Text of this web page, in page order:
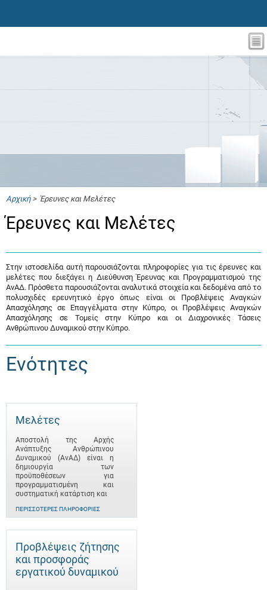
Αρχική> Έρευνες και Μελέτες
Έρευνες και Μελέτες
Στην ιστοσελίδα αυτή παρουσιάζονται πληροφορίες για τις έρευνες και
μελέτες που διεξάγει η Διεύθυνση Έρευνας και Προγραμματισμού της
ΑνΑΔ. Πρόσθετα παρουσιάζονται αναλυτικά στοιχεία και δεδομένα από το
πολυσχιδές ερευνητικό έργο όπως είναι οι Προβλέψεις Αναγκών
Απασχόλησης σε Επαγγέλματα στην Κύπρο, οι Προβλέψεις Αναγκών
Απασχόλησης σε Τομείς στην Κύπρο και οι Διαχρονικές Τάσεις
Ανθρώπινου Δυναμικού στην Κύπρο.
Ενότητες
Μελέτες
Αποστολή της Αρχής
Ανάπτυξης Ανθρώπινου
Δυναμικού (ΑνΑΔ) είναι η
δημιουργία των
προϋποθέσεων για
προγραμματισμένη και
συστηματική κατάρτιση και
ΠΕΡΙΣΣΌΤΕΡΕΣ ΠΛΗΡΟΦΟΡΊΕΣ
Προβλέψεις ζήτησης
και προσφοράς
εργατικού δυναμικού